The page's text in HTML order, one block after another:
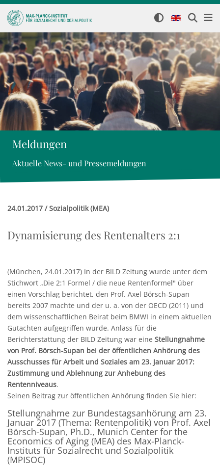
Meldungen
Aktuelle News- und Pressemeldungen
24.01.2017 / Sozialpolitik (MEA)
Dynamisierung des Rentenalters 2:1
(München, 24.01.2017) In der BILD Zeitung wurde unter dem
Stichwort „Die 2:1 Formel / die neue Rentenformel" über
einen Vorschlag berichtet, den Prof. Axel Börsch-Supan
bereits 2007 machte und der u. a. von der OECD (2011) und
dem wissenschaftlichen Beirat beim BMWI in einem aktuellen
Gutachten aufgegriffen wurde. Anlass für die
Berichterstattung der BILD Zeitung war eine Stellungnahme
von Prof. Börsch-Supan bei der öffentlichen Anhörung des
Ausschusses für Arbeit und Soziales am 23. Januar 2017:
Zustimmung und Ablehnung zur Anhebung des
Rentenniveaus.
Seinen Beitrag zur öffentlichen Anhörung finden Sie hier:
Stellungnahme zur Bundestagsanhörung am 23.
Januar 2017 (Thema: Rentenpolitik) von Prof. Axel
Börsch-Supan, Ph.D., Munich Center for the
Economics of Aging (MEA) des Max-Planck-
Instituts für Sozialrecht und Sozialpolitik
(MPISOC)